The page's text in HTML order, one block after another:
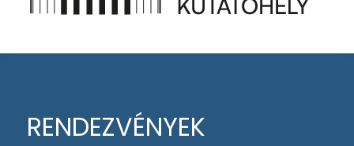
RENDEZVÉNYEK